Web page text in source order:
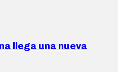
llega una nueva